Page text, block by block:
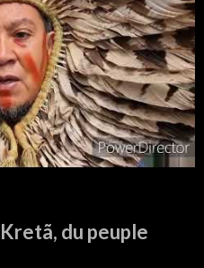
du peuple